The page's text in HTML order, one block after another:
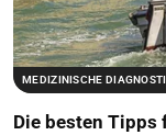
MEDIZINISCHE
Die besten